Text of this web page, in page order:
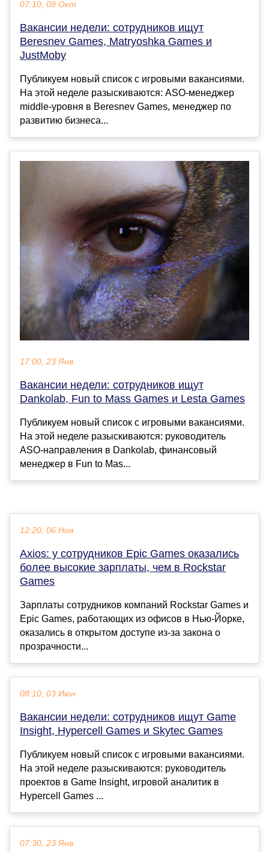
07:10, 08 Окт
Вакансии недели: сотрудников ищут
Beresnev Games, Matryoshka Games и
JustMoby
Публикуем новый список с игровыми вакансиями.
На этой неделе разыскиваются: ASO-менеджер
middle-уровня в Beresnev Games, менеджер по
развитию бизнеса...
17:00, 23 Янв
Вакансии недели: сотрудников ищут
Dankolab, Fun to Mass Games и Lesta Games
Публикуем новый список с игровыми вакансиями.
На этой неделе разыскиваются: руководитель
ASO-направления в Dankolab, финансовый
менеджер в Fun to Mas...
12:20, 06 Ноя
Axios: у сотрудников Epic Games оказались
более высокие зарплаты, чем в Rockstar
Games
Зарплаты сотрудников компаний Rockstar Games и
Epic Games, работающих из офисов в Нью-Йорке,
оказались в открытом доступе из-за закона о
прозрачности...
08:10, 03 Июн
Вакансии недели: сотрудников ищут Game
Insight, Hypercell Games и Skytec Games
Публикуем новый список с игровыми вакансиями.
На этой неделе разыскиваются: руководитель
проектов в Game Insight, игровой аналитик в
Hypercell Games ...
07:30, 23 Янв